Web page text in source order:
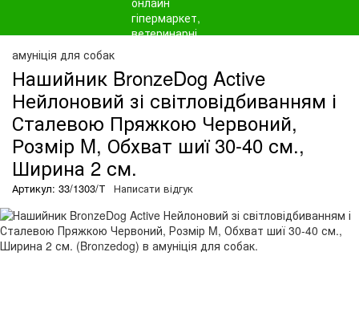
амуніція для собак
Нашийник BronzeDog Active
Нейлоновий зі світловідбиванням і
Сталевою Пряжкою Червоний,
Розмір M, Обхват шиї 30-40 см.,
Ширина 2 см.
Артикул: 33/1303/Т Написати відгук